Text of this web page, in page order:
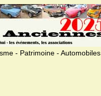
- Patrimoine - Automobiles